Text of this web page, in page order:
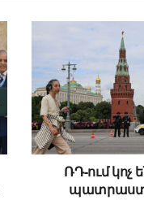
ՌԴ-ում կոչ
պատրաստ